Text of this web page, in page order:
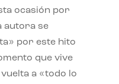
ocasión por
autora se
por este hito
que vive
a «todo lo